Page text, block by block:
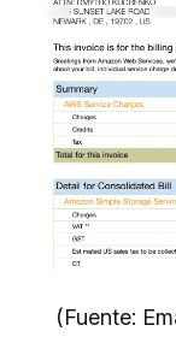
(Fuente: